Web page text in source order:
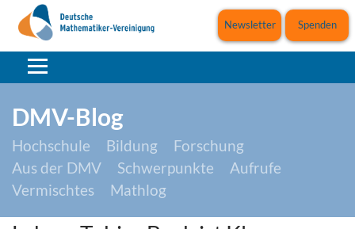
Spenden
Newsletter
DMV-Blog
Hochschule Bildung
Forschung
Aus der DMV
Schwerpunkte
Aufrufe
Vermischtes
Mathlog